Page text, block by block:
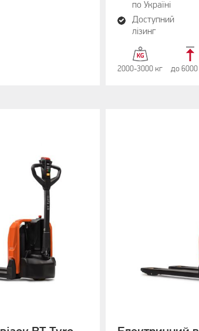
по Україні
Доступний
лізинг
2000-3000 кг до